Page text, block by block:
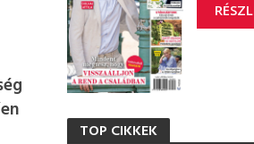
TOP CIKKEK